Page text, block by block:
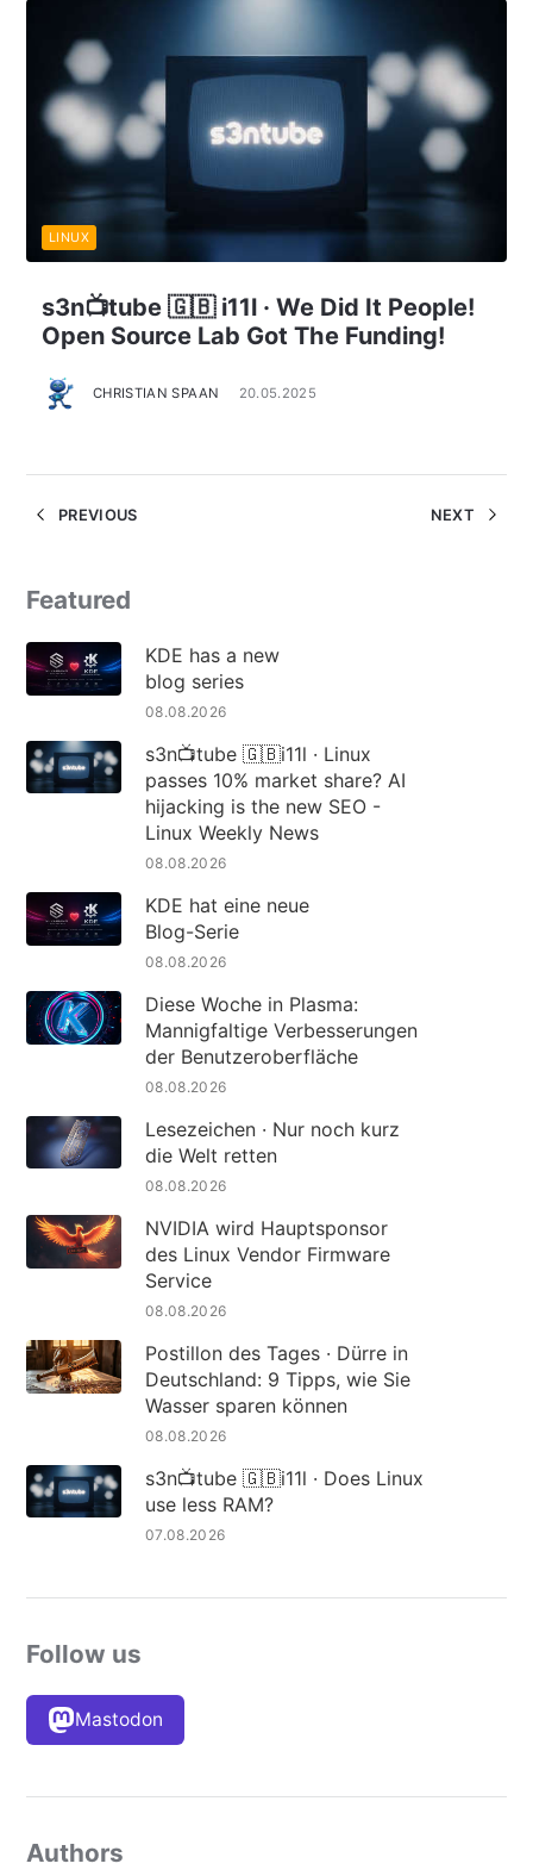
s3n📺tube 🇬🇧 i11l · We Did It People!
Open Source Lab Got The Funding!
CHRISTIAN SPAAN 20.05.2025
LINUX
PREVIOUS NEXT
Featured
KDE has a new
blog series
08.08.2026
s3n📺tube 🇬🇧i11l · Linux
passes 10% market share? AI
hijacking is the new SEO -
Linux Weekly News
08.08.2026
KDE hat eine neue
Blog-Serie
08.08.2026
Diese Woche in Plasma:
Mannigfaltige Verbesserungen
der Benutzeroberfläche
08.08.2026
Lesezeichen · Nur noch kurz
die Welt retten
08.08.2026
NVIDIA wird Hauptsponsor
des Linux Vendor Firmware
Service
08.08.2026
Postillon des Tages · Dürre in
Deutschland: 9 Tipps, wie Sie
Wasser sparen können
08.08.2026
s3n📺tube 🇬🇧i11l · Does Linux
use less RAM?
07.08.2026
Follow us
Mastodon
Authors